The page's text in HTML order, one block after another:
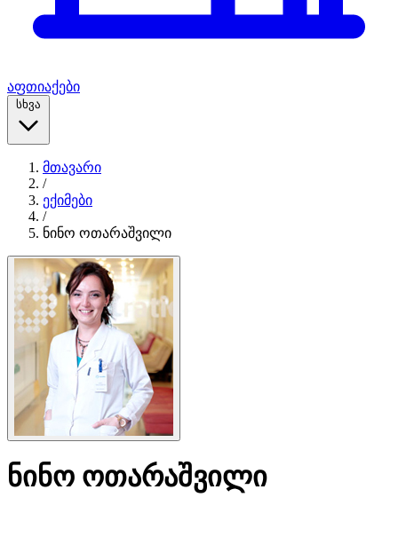
აფთიაქები
სხვა
მთავარი
/
ექიმები
/
ნინო ოთარაშვილი
ნინო ოთარაშვილი